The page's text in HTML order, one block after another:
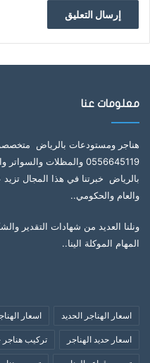
معلومات عنا
هناجر ومستودعات بالرياض
0556645119 والمظلات
والعام والحكومي..
ونلنا العديد من شهادات التقدير
المهام الموكلة الينا..
اسعار الهناجر الحديد اسعار
اسعار حديد الهناجر تركيب هناجر